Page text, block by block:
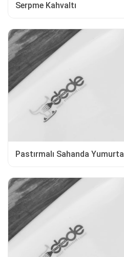
Serpme Kahvaltı
Pastırmalı Sahanda Yumurta